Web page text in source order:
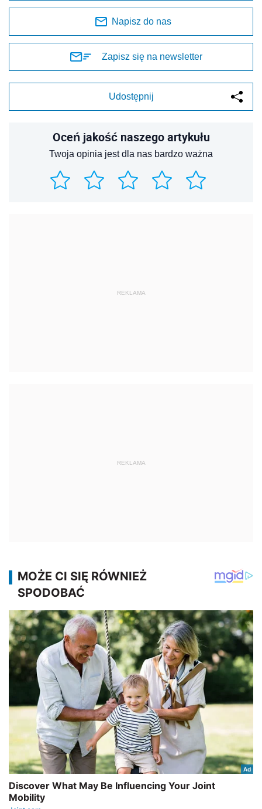
Napisz do nas
Zapisz się na newsletter
Udostępnij
Oceń jakość naszego artykułu
Twoja opinia jest dla nas bardzo ważna
REKLAMA
REKLAMA